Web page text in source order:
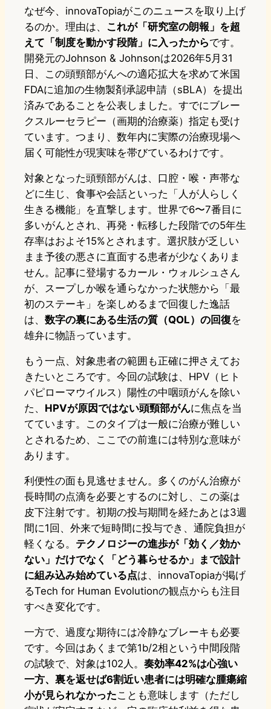
なぜ今、innovaTopiaがこのニュースを取り上げ
るのか。理由は、 これが「研究室の朗報」を超
えて「制度を動かす段階」に入ったからです。
開発元のJohnson & Johnsonは2026年5月31
日、この頭頸部がんへの適応拡大を求めて米国
FDAに追加の生物製剤承認申請（sBLA）を提出
済みであることを公表しました。すでにブレー
クスルーセラピー（画期的治療薬）指定も受け
ています。つまり、数年内に実際の治療現場へ
届く可能性が現実味を帯びているわけです。
対象となった頭頸部がんは、口腔・喉・声帯な
どに生じ、食事や会話といった「人が人らしく
生きる機能」を直撃します。世界で6〜7番目に
多いがんとされ、再発・転移した段階での5年生
存率はおよそ15%とされます。選択肢が乏しい
まま予後の悪さに直面する患者が少なくありま
せん。記事に登場するカール・ウォルシュさん
が、スープしか喉を通らなかった状態から「最
初のステーキ」を楽しめるまで回復した逸話
は、 数字の裏にある生活の質（QOL）の回復を
雄弁に物語っています。
もう一点、対象患者の範囲も正確に押さえてお
きたいところです。今回の試験は、HPV（ヒト
パピローマウイルス）陽性の中咽頭がんを除い
た、 HPVが原因ではない頭頸部がんに焦点を当
てています。このタイプは一般に治療が難しい
とされるため、ここでの前進には特別な意味が
あります。
利便性の面も見逃せません。多くのがん治療が
長時間の点滴を必要とするのに対し、この薬は
皮下注射です。初期の投与期間を経たあとは3週
間に1回、外来で短時間に投与でき、通院負担が
軽くなる。 テクノロジーの進歩が「効く／効か
ない」だけでなく「どう暮らせるか」まで設計
に組み込み始めている点は、innovaTopiaが掲げ
るTech for Human Evolutionの観点からも注目
すべき変化です。
一方で、過度な期待には冷静なブレーキも必要
です。今回はあくまで第1b/2相という中間段階
の試験で、対象は102人。 奏効率42%は心強い
一方、裏を返せば6割近い患者には明確な腫瘍縮
小が見られなかったことも意味します（ただし